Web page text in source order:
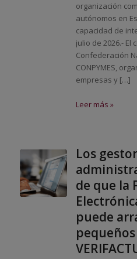
organización
autónomos en
capacidad de
julio de 2026.- El
Confederación
CONPYMES,
empresas y […]
Leer más »
Los
de que la
puede